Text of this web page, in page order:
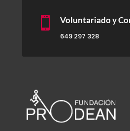
 Voluntariado y
649 297 328